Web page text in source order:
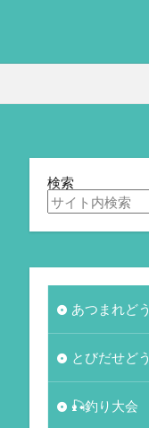
検索
あつまれど
とびだせど
🎣釣り大会